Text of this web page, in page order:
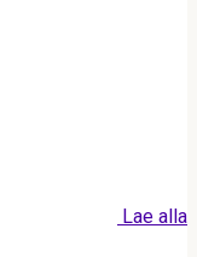
Lae alla